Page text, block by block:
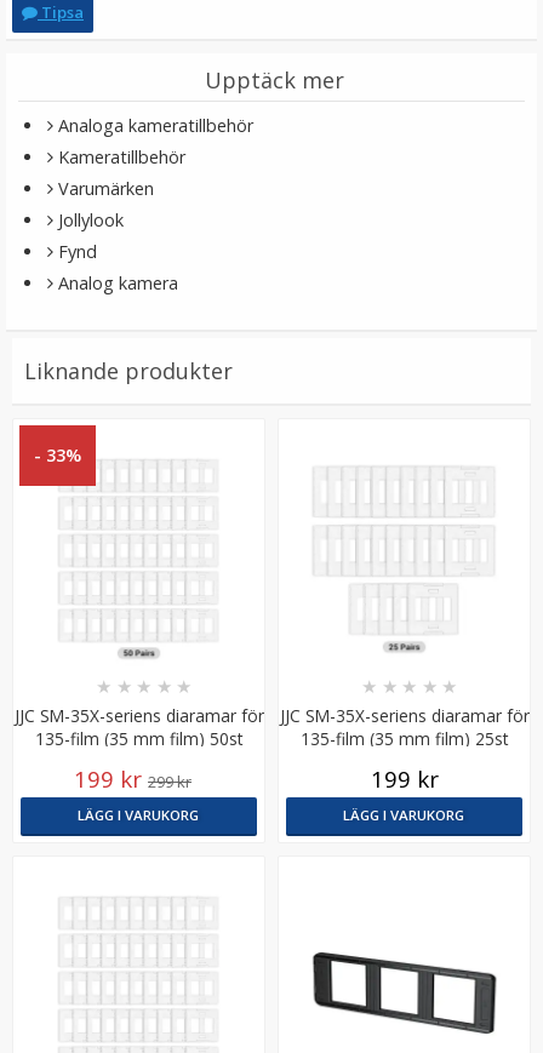
LÄGG I VARUKORG
JJC GR-K6 Perfekt verktyg för kreativ fotografisk
★
LÄGG I VARUKORG
JJC Kameraväska för spegellös systemkamera
Mörkgrå OC-S2
★ ★★
Tipsa
Upptäck mer
Analoga kameratillbehör
Kameratillbehör
Varumärken
Jollylook
Fynd
Analog kamera
Liknande produkter
- 33%
JJC SM-35X-seriens diaramar för
135-film (35 mm film) 50st
★ ★ ★ ★ ★
199 kr 299 kr
LÄGG I VARUKORG
JJC SM-35X-seriens diaramar för
135-film (35 mm film) 25st
★ ★ ★ ★ ★
199 kr
LÄGG I VARUKORG